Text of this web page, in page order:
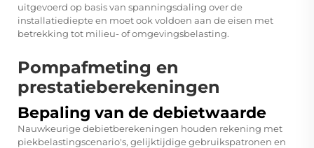
uitgevoerd op basis van spanningsdaling over de
installatiediepte en moet ook voldoen aan de eisen met
betrekking tot milieu- of omgevingsbelasting.
Pompafmeting en
prestatieberekeningen
Bepaling van de debietwaarde
Nauwkeurige debietberekeningen houden rekening met
piekbelastingscenario's, gelijktijdige gebruikspatronen en